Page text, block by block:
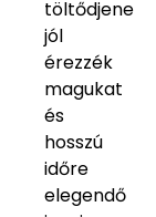
töltődjenek,
jól
érezzék
magukat
és
hosszú
időre
elegendő